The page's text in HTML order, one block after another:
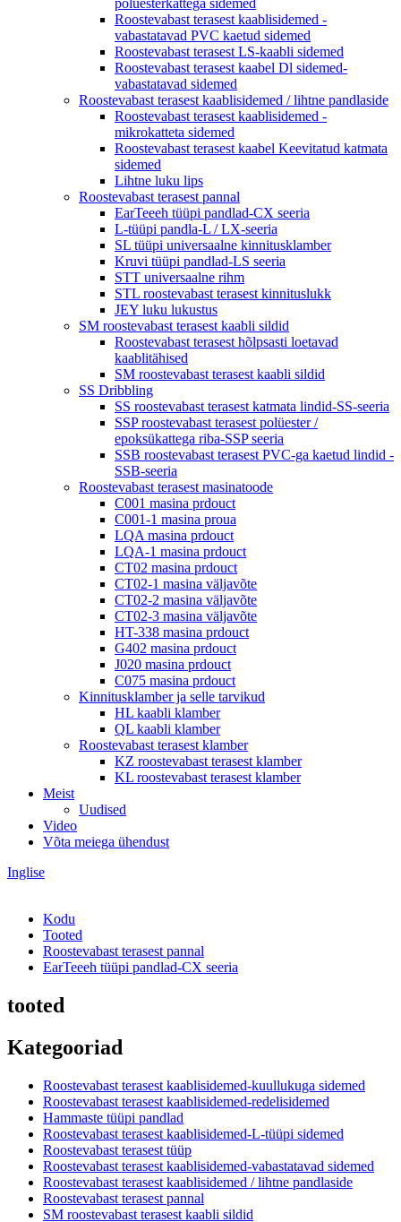
polüesterkattega sidemed
Roostevabast terasest kaablisidemed -
vabastatavad PVC kaetud sidemed
Roostevabast terasest LS-kaabli sidemed
Roostevabast terasest kaabel Dl sidemed-
vabastatavad sidemed
Roostevabast terasest kaablisidemed / lihtne pandlaside
Roostevabast terasest kaablisidemed -
mikrokatteta sidemed
Roostevabast terasest kaabel Keevitatud katmata
sidemed
Lihtne luku lips
Roostevabast terasest pannal
EarTeeeh tüüpi pandlad-CX seeria
L-tüüpi pandla-L / LX-seeria
SL tüüpi universaalne kinnitusklamber
Kruvi tüüpi pandlad-LS seeria
STT universaalne rihm
STL roostevabast terasest kinnituslukk
JEY luku lukustus
SM roostevabast terasest kaabli sildid
Roostevabast terasest hõlpsasti loetavad
kaablitähised
SM roostevabast terasest kaabli sildid
SS Dribbling
SS roostevabast terasest katmata lindid-SS-seeria
SSP roostevabast terasest polüester /
epoksükattega riba-SSP seeria
SSB roostevabast terasest PVC-ga kaetud lindid -
SSB-seeria
Roostevabast terasest masinatoode
C001 masina prdouct
C001-1 masina proua
LQA masina prdouct
LQA-1 masina prdouct
CT02 masina prdouct
CT02-1 masina väljavõte
CT02-2 masina väljavõte
CT02-3 masina väljavõte
HT-338 masina prdouct
G402 masina prdouct
J020 masina prdouct
C075 masina prdouct
Kinnitusklamber ja selle tarvikud
HL kaabli klamber
QL kaabli klamber
Roostevabast terasest klamber
KZ roostevabast terasest klamber
KL roostevabast terasest klamber
Meist
Uudised
Video
Võta meiega ühendust
Inglise
Kodu
Tooted
Roostevabast terasest pannal
EarTeeeh tüüpi pandlad-CX seeria
tooted
Kategooriad
Roostevabast terasest kaablisidemed-kuullukuga sidemed
Roostevabast terasest kaablisidemed-redelisidemed
Hammaste tüüpi pandlad
Roostevabast terasest kaablisidemed-L-tüüpi sidemed
Roostevabast terasest tüüp
Roostevabast terasest kaablisidemed-vabastatavad sidemed
Roostevabast terasest kaablisidemed / lihtne pandlaside
Roostevabast terasest pannal
SM roostevabast terasest kaabli sildid